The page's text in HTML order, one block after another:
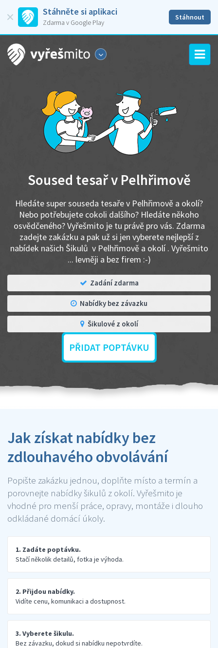
Stáhněte si aplikaci
Zdarma v Google Play
Stáhnout
Soused tesař v Pelhřimově
Hledáte super souseda tesaře v Pelhřimově a okolí?
Nebo potřebujete cokoli dalšího? Hledáte někoho
osvědčeného? Vyřešmito je tu právě pro vás. Zdarma
zadejte zakázku a pak už si jen vyberete nejlepší z
nabídek našich Šikulů v Pelhřimově a okolí . Vyřešmito
... levněji a bez firem :-)
Zadání zdarma
Nabídky bez závazku
Šikulové z okolí
PŘIDAT POPTÁVKU
Jak získat nabídky bez
zdlouhavého obvolávání
Popište zakázku jednou, doplňte místo a termín a
porovnejte nabídky šikulů z okolí. Vyřešmito je
vhodné pro menší práce, opravy, montáže i dlouho
odkládané domácí úkoly.
1. Zadáte poptávku.
Stačí několik detailů, fotka je výhoda.
2. Přijdou nabídky.
Vidíte cenu, komunikaci a dostupnost.
3. Vyberete šikulu.
Bez závazku, dokud si nabídku nepotvrdíte.